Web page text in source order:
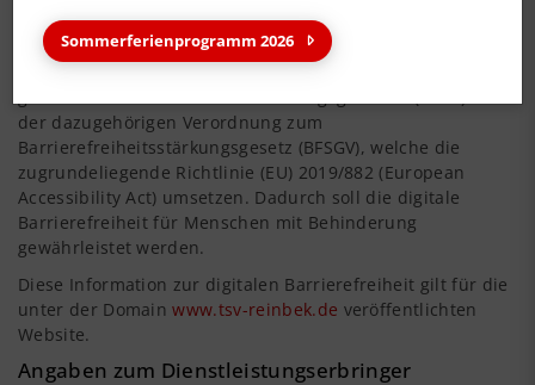
Wir engagieren uns dafür, unseren Webauftritt
barrierefrei zugänglich zu machen. Dabei orientieren wir
uns an den Vorgaben des am 28. Juni 2025 in Kraft
der dazugehörigen Verordnung zum
Barrierefreiheitsstärkungsgesetz (BFSGV), welche die
zugrundeliegende Richtlinie (EU) 2019/882 (European
Accessibility Act) umsetzen. Dadurch soll die digitale
Barrierefreiheit für Menschen mit Behinderung
gewährleistet werden.
Diese Information zur digitalen Barrierefreiheit gilt für die
unter der Domainwww.tsv-reinbek.de veröffentlichten
Website.
Angaben zum Dienstleistungserbringer
Sommerferienprogramm 2026